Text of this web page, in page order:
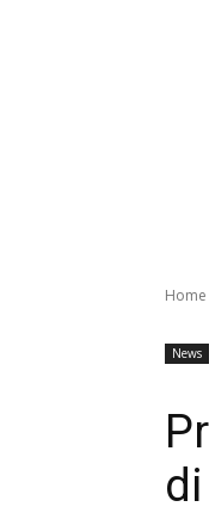
Home
News